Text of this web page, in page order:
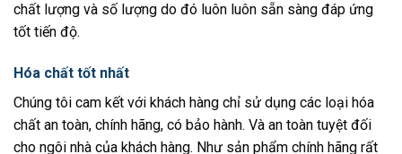
chất lượng và số lượng do đó luôn luôn sẵn sàng đáp ứng
tốt tiến độ.
Hóa chất tốt nhất
Chúng tôi cam kết với khách hàng chỉ sử dụng các loại hóa
chất an toàn, chính hãng, có bảo hành. Và an toàn tuyệt đối
cho ngôi nhà của khách hàng. Như sản phẩm chính hãng rất